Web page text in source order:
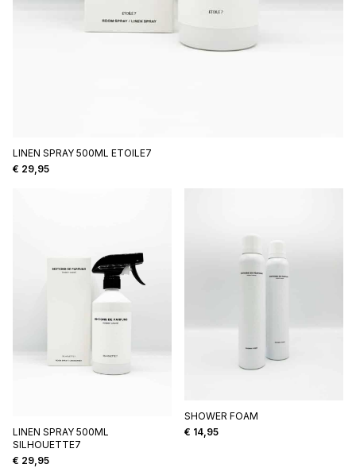
LINEN SPRAY 500ML ETOILE7
€ 29,95
LINEN SPRAY 500ML
SILHOUETTE7
€ 29,95
SHOWER FOAM
€ 14,95